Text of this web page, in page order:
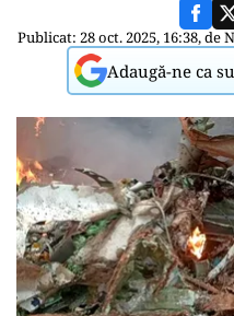
Publicat: 28 oct. 2025, 16:38, de
Adaugă-ne ca